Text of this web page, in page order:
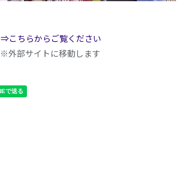
⇒こちらからご覧ください
※外部サイトに移動します